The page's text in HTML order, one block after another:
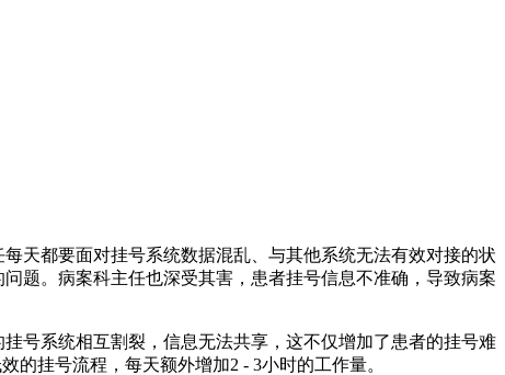
天都要面对挂号系统数据混乱、与其他系统无法有效对接的状
题。病案科主任也深受其害，患者挂号信息不准确，导致病案
号系统相互割裂，信息无法共享，这不仅增加了患者的挂号难
的挂号流程，每天额外增加2 - 3小时的工作量。